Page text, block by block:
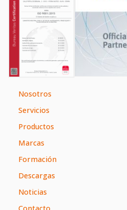
Nosotros
Servicios
Productos
Marcas
Formación
Descargas
Noticias
Contacto